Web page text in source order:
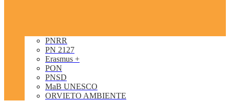
PNRR
PN 2127
Erasmus +
PON
PNSD
MaB UNESCO
ORVIETO AMBIENTE